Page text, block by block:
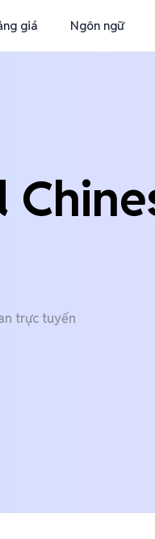
giá Ngôn ngữ
trực tuyến